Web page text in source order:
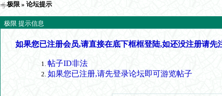
极限 » 论坛提示
极限 提示信息
如果您已注册会员,请直接在底下框框登陆,如还没注册请先
帖子ID非法
如果您已注册,请先登录论坛即可游览帖子